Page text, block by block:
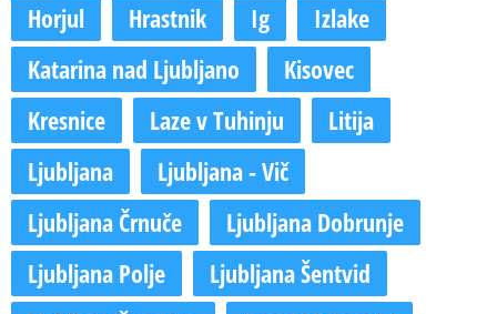
Horjul
Hrastnik Ig
Izlake
Katarina nad Ljubljano
Kisovec
Kresnice
Laze v Tuhinju
Litija
Ljubljana
Ljubljana - Vič
Ljubljana Črnuče
Ljubljana Dobrunje
Ljubljana Polje
Ljubljana Šentvid